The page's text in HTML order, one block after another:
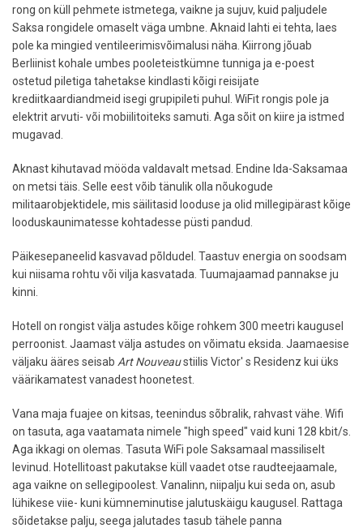
rong on küll pehmete istmetega, vaikne ja sujuv, kuid paljudele
Saksa rongidele omaselt väga umbne. Aknaid lahti ei tehta, laes
pole ka mingied ventileerimisvõimalusi näha. Kiirrong jõuab
Berliinist kohale umbes pooleteistkümne tunniga ja e-poest
ostetud piletiga tahetakse kindlasti kõigi reisijate
krediitkaardiandmeid isegi grupipileti puhul. WiFit rongis pole ja
elektrit arvuti- või mobiilitoiteks samuti. Aga sõit on kiire ja istmed
mugavad.
Aknast kihutavad mööda valdavalt metsad. Endine Ida-Saksamaa
on metsi täis. Selle eest võib tänulik olla nõukogude
militaarobjektidele, mis säilitasid looduse ja olid millegipärast kõige
looduskaunimatesse kohtadesse püsti pandud.
Päikesepaneelid kasvavad põldudel. Taastuv energia on soodsam
kui niisama rohtu või vilja kasvatada. Tuumajaamad pannakse ju
kinni.
Hotell on rongist välja astudes kõige rohkem 300 meetri kaugusel
perroonist. Jaamast välja astudes on võimatu eksida. Jaamaesise
väljaku ääres seisab Art Nouveaustiilis Victor' s Residenz kui üks
väärikamatest vanadest hoonetest.
Vana maja fuajee on kitsas, teenindus sõbralik, rahvast vähe. Wifi
on tasuta, aga vaatamata nimele "high speed" vaid kuni 128 kbit/s.
Aga ikkagi on olemas. Tasuta WiFi pole Saksamaal massiliselt
levinud. Hotellitoast pakutakse küll vaadet otse raudteejaamale,
aga vaikne on sellegipoolest. Vanalinn, niipalju kui seda on, asub
lühikese viie- kuni kümneminutise jalutuskäigu kaugusel. Rattaga
sõidetakse palju, seega jalutades tasub tähele panna